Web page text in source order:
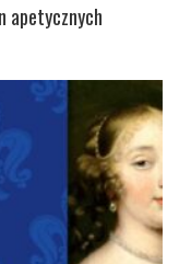
apetycznych